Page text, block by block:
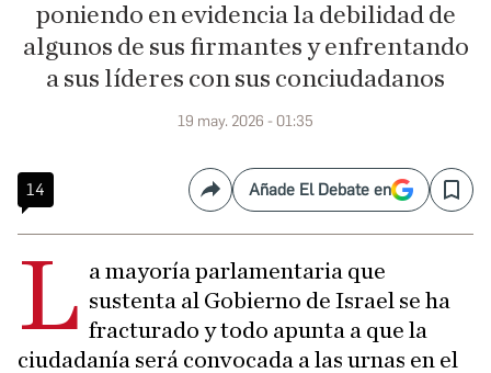
poniendo en evidencia la debilidad de
algunos de sus firmantes y enfrentando
a sus líderes con sus conciudadanos
19 may. 2026 - 01:35
14 CompartirAñade El Debate en Save
L a mayoría parlamentaria que
sustenta al Gobierno de Israel se ha
fracturado y todo apunta a que la
ciudadanía será convocada a las urnas en el